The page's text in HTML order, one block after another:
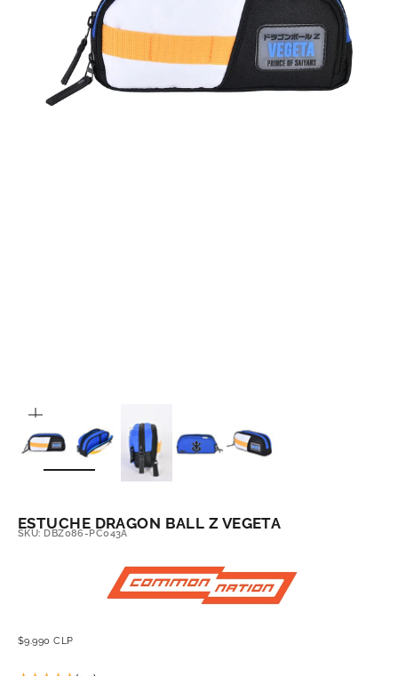
ESTUCHE DRAGON BALL Z VEGETA
SKU: DBZ086-PC043A
PRECIO DE OFERTA
$9.990 CLP